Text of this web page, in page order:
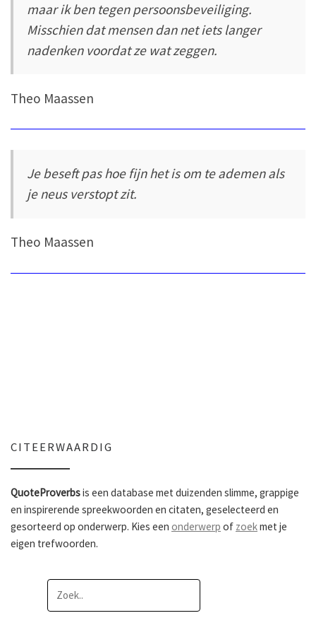
maar ik ben tegen persoonsbeveiliging.
Misschien dat mensen dan net iets langer
nadenken voordat ze wat zeggen.
Theo Maassen
Je beseft pas hoe fijn het is om te ademen als
je neus verstopt zit.
Theo Maassen
CITEERWAARDIG
QuoteProverbsis een database met duizenden slimme, grappige
en inspirerende spreekwoorden en citaten, geselecteerd en
gesorteerd op onderwerp. Kies een onderwerp of zoekmet je
eigen trefwoorden.